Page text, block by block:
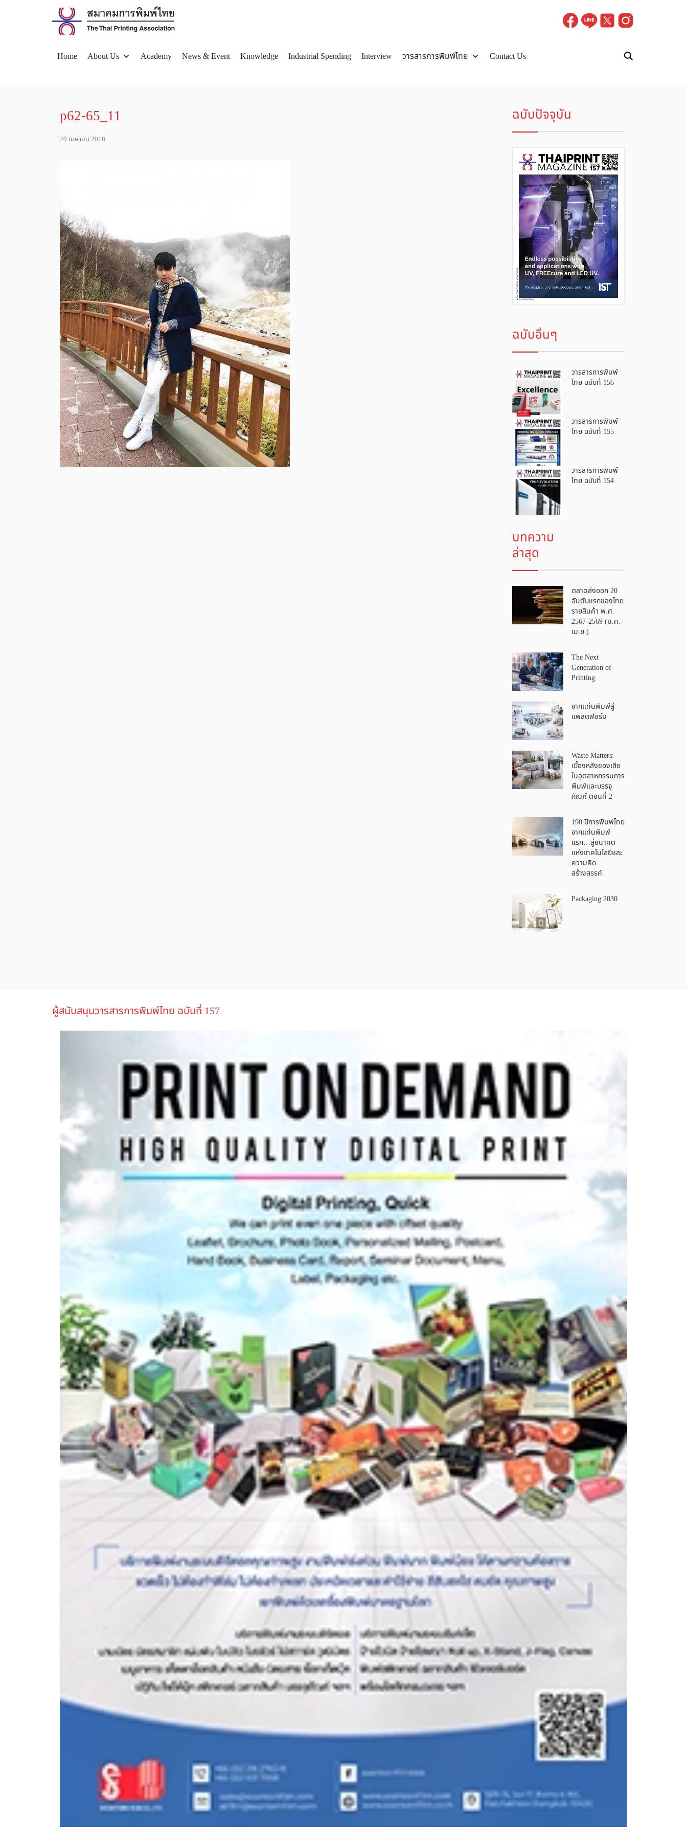
Home About Us Academy News & Event Knowledge Industrial Spending Interview วารสารการพิมพ์ไทย
Contact Us
p62-65_11
20 เมษายน 2018
ฉบับปัจจุบัน
ฉบับอื่นๆ
วารสารการพิมพ์
ไทย ฉบับที่ 156
วารสารการพิมพ์
ไทย ฉบับที่ 155
วารสารการพิมพ์
ไทย ฉบับที่ 154
บทความ
ล่าสุด
ตลาดส่งออก 20
อันดับแรกของไทย
รายสินค้า พ.ศ.
2567-2569 (ม.ค.-
เม.ย.)
The Next
Generation of
Printing
จากแท่นพิมพ์สู่
แพลตฟอร์ม
Waste Matters:
เบื้องหลังของเสีย
ในอุตสาหกรรมการ
พิมพ์และบรรจุ
ภัณฑ์ ตอนที่ 2
190 ปีการพิมพ์ไทย
จากแท่นพิมพ์
แรก…สู่อนาคต
แห่งเทคโนโลยีและ
ความคิด
สร้างสรรค์
Packaging 2030
ผู้สนับสนุนวารสารการพิมพ์ไทย ฉบับที่ 157